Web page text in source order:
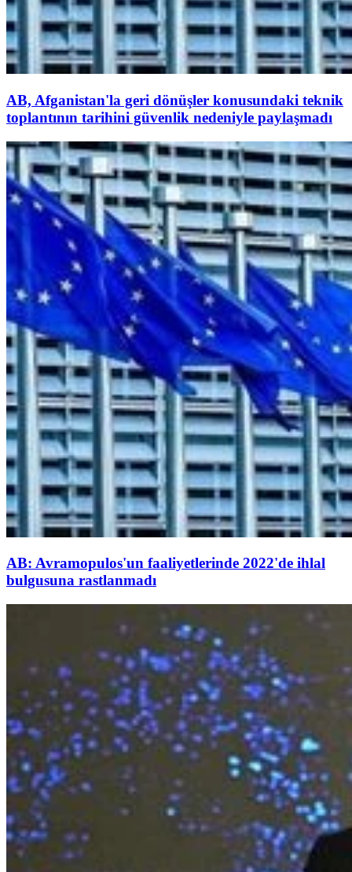
AB, Afganistan'la geri dönüşler konusundaki teknik
toplantının tarihini güvenlik nedeniyle paylaşmadı
AB: Avramopulos'un faaliyetlerinde 2022'de ihlal
bulgusuna rastlanmadı